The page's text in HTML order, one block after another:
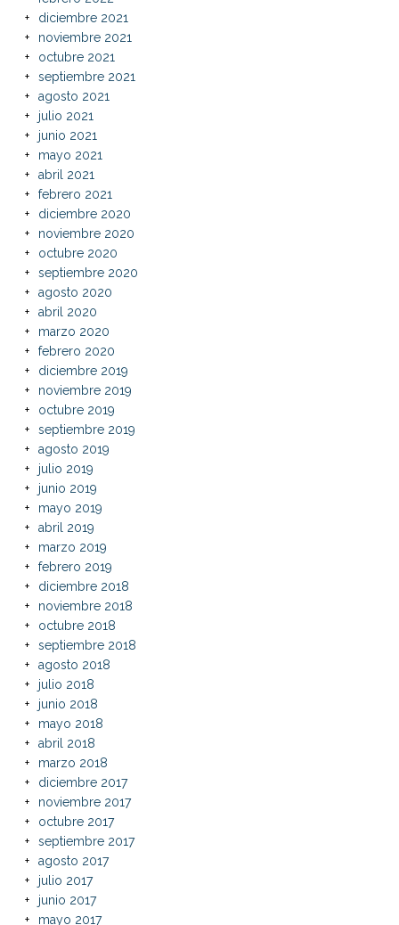
diciembre 2021
noviembre 2021
octubre 2021
septiembre 2021
agosto 2021
julio 2021
junio 2021
mayo 2021
abril 2021
febrero 2021
diciembre 2020
noviembre 2020
octubre 2020
septiembre 2020
agosto 2020
abril 2020
marzo 2020
febrero 2020
diciembre 2019
noviembre 2019
octubre 2019
septiembre 2019
agosto 2019
julio 2019
junio 2019
mayo 2019
abril 2019
marzo 2019
febrero 2019
diciembre 2018
noviembre 2018
octubre 2018
septiembre 2018
agosto 2018
julio 2018
junio 2018
mayo 2018
abril 2018
marzo 2018
diciembre 2017
noviembre 2017
octubre 2017
septiembre 2017
agosto 2017
julio 2017
junio 2017
mayo 2017